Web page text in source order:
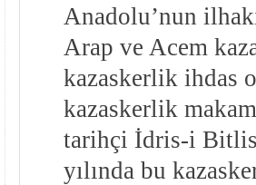
Anadolu’nun
Arap ve Acem
kazaskerlik ihdas
kazaskerlik
tarihçi İdris-i
yılında bu